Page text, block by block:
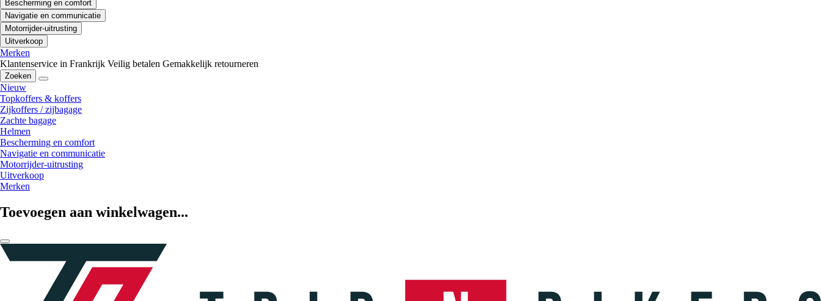
Bescherming en comfort
Navigatie en communicatie
Motorrijder-uitrusting
Uitverkoop
Merken
Klantenservice in Frankrijk Veilig betalen Gemakkelijk retourneren
Zoeken
Nieuw
Topkoffers & koffers
Zijkoffers / zijbagage
Zachte bagage
Helmen
Bescherming en comfort
Navigatie en communicatie
Motorrijder-uitrusting
Uitverkoop
Merken
Toevoegen aan winkelwagen...